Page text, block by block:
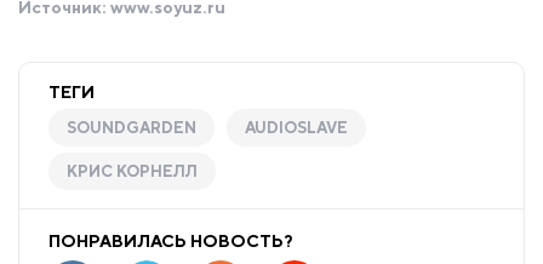
Источник: www.soyuz.ru
ТЕГИ
SOUNDGARDEN AUDIOSLAVE
КРИС КОРНЕЛЛ
ПОНРАВИЛАСЬ НОВОСТЬ?